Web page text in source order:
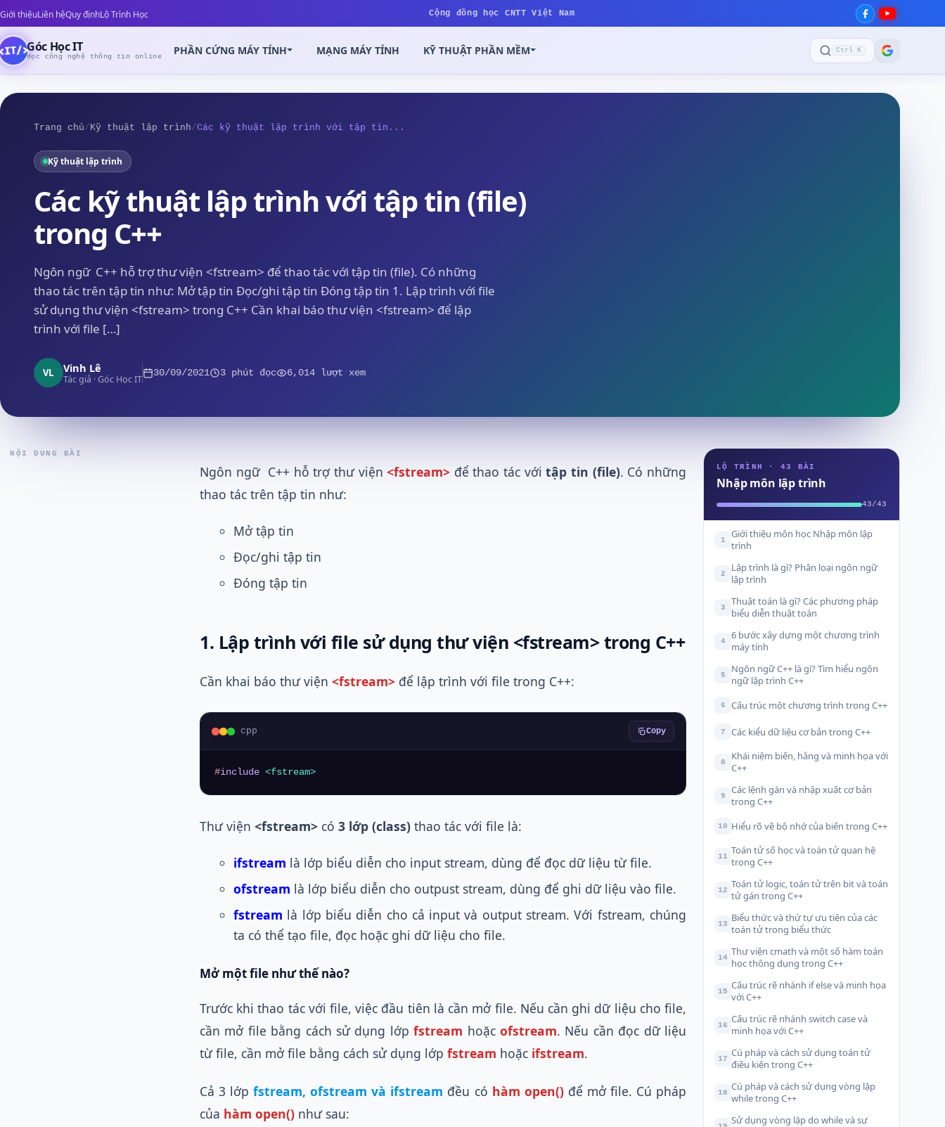
Giới thiệuLiên hệQuy địnhLộ Trình Học Cộng đồng học CNTT Việt Nam
Góc Học IT
Học công nghệ thông tin online PHẦN CỨNG MÁY TÍNH MẠNG MÁY TÍNH KỸ THUẬT PHẦN MỀM Ctrl K
Trang chủ/ Kỹ thuật lập trình/Các kỹ thuật lập trình với tập tin...
Kỹ thuật lập trình
Các kỹ thuật lập trình với tập tin (file)
trong C++
Ngôn ngữ C++ hỗ trợ thư viện <fstream> để thao tác với tập tin (file). Có những
thao tác trên tập tin như: Mở tập tin Đọc/ghi tập tin Đóng tập tin 1. Lập trình với file
sử dụng thư viện <fstream> trong C++ Cần khai báo thư viện <fstream> để lập
trình với file […]
VL Vinh Lê
Tác giả · Góc Học IT
30/09/2021 3 phút đọc 6,014 lượt xem
NỘI DUNG BÀI
Ngôn ngữ C++ hỗ trợ thư viện<fstream> để thao tác vớitập tin (file). Có những
thao tác trên tập tin như:
Mở tập tin
Đọc/ghi tập tin
Đóng tập tin
1. Lập trình với file sử dụng thư viện <fstream> trong C++
Cần khai báo thư viện <fstream> để lập trình với file trong C++:
cpp Copy
#include <fstream>
Thư viện <fstream> có 3 lớp (class) thao tác với file là:
ifstream là lớp biểu diễn cho input stream, dùng để đọc dữ liệu từ file.
ofstream là lớp biểu diễn cho outpust stream, dùng để ghi dữ liệu vào file.
fstream là lớp biểu diễn cho cả input và output stream. Với fstream, chúng
ta có thể tạo file, đọc hoặc ghi dữ liệu cho file.
Mở một file như thế nào?
Trước khi thao tác với file, việc đầu tiên là cần mở file. Nếu cần ghi dữ liệu cho file,
cần mở file bằng cách sử dụng lớpfstream hoặcofstream. Nếu cần đọc dữ liệu
từ file, cần mở file bằng cách sử dụng lớp fstream hoặc ifstream.
Cả 3 lớpfstream, ofstream và ifstream đều có hàm open()để mở file. Cú pháp
của hàm open() như sau:
LỘ TRÌNH · 43 BÀI
Nhập môn lập trình
43/43
1
Giới thiệu môn học Nhập môn lập
trình
2
Lập trình là gì? Phân loại ngôn ngữ
lập trình
3
Thuật toán là gì? Các phương pháp
biểu diễn thuật toán
4
6 bước xây dựng một chương trình
máy tính
5
Ngôn ngữ C++ là gì? Tìm hiểu ngôn
ngữ lập trình C++
6 Cấu trúc một chương trình trong C++
7 Các kiểu dữ liệu cơ bản trong C++
8
Khái niệm biến, hằng và minh họa với
C++
9
Các lệnh gán và nhập xuất cơ bản
trong C++
10 Hiểu rõ về bộ nhớ của biến trong C++
11 Toán tử số học và toán tử quan hệ
trong C++
12 Toán tử logic, toán tử trên bit và toán
tử gán trong C++
13 Biểu thức và thứ tự ưu tiên của các
toán tử trong biểu thức
14 Thư viện cmath và một số hàm toán
học thông dụng trong C++
15 Cấu trúc rẽ nhánh if else và minh họa
với C++
16 Cấu trúc rẽ nhánh switch case và
minh họa với C++
17 Cú pháp và cách sử dụng toán tử
điều kiện trong C++
18 Cú pháp và cách sử dụng vòng lặp
while trong C++
Sử dụng vòng lặp do while và sự